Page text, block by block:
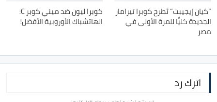
“كيان إيجيبت” تَطرح كوبرا تيرامار
الجديدة كليًّا للمرة الأولى في
مصر
كوبرا ليون ضد ميني كوبر C:
الهاتشباك الأوروبية الأفضل!
اترك رد